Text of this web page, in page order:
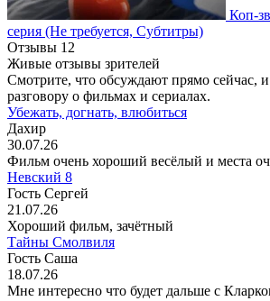
Коп-
серия (Не требуется, Субтитры)
Отзывы 12
Живые отзывы зрителей
Смотрите, что обсуждают прямо сейчас,
разговору о фильмах и сериалах.
Убежать, догнать, влюбиться
Дахир
30.07.26
Фильм очень хороший весёлый и места
Невский 8
Гость Сергей
21.07.26
Хороший фильм, зачётный
Тайны Смолвиля
Гость Саша
18.07.26
Мне интересно что будет дальше с